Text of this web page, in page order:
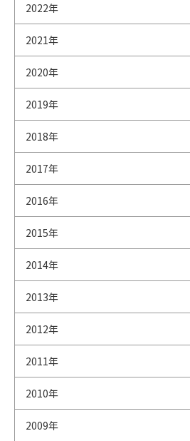
2022年
2021年
2020年
2019年
2018年
2017年
2016年
2015年
2014年
2013年
2012年
2011年
2010年
2009年